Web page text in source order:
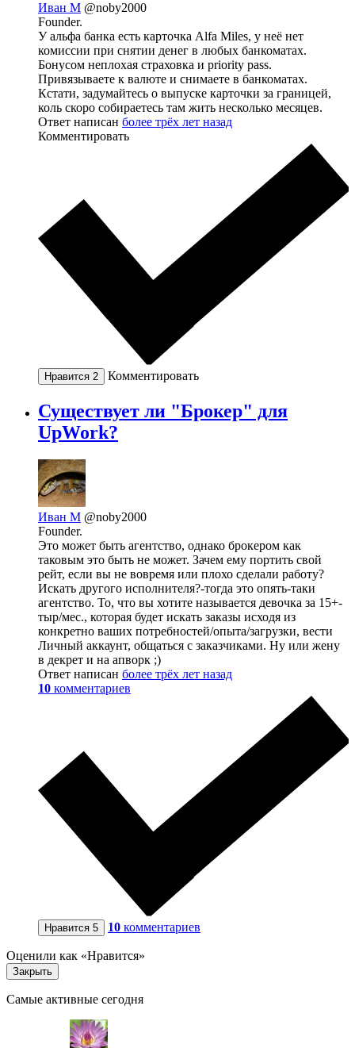
Иван М @noby2000
Founder.
У альфа банка есть карточка Alfa Miles, у неё нет
комиссии при снятии денег в любых банкоматах.
Бонусом неплохая страховка и priority pass.
Привязываете к валюте и снимаете в банкоматах.
Кстати, задумайтесь о выпуске карточки за границей,
коль скоро собираетесь там жить несколько месяцев.
Ответ написан более трёх лет назад
Комментировать
Нравится 2 Комментировать
Существует ли "Брокер" для
UpWork?
Иван М @noby2000
Founder.
Это может быть агентство, однако брокером как
таковым это быть не может. Зачем ему портить свой
рейт, если вы не вовремя или плохо сделали работу?
Искать другого исполнителя?-тогда это опять-таки
агентство. То, что вы хотите называется девочка за 15+-
тыр/мес., которая будет искать заказы исходя из
конкретно ваших потребностей/опыта/загрузки, вести
Личный аккаунт, общаться с заказчиками. Ну или жену
в декрет и на апворк ;)
Ответ написан более трёх лет назад
10 комментариев
Нравится 5 10 комментариев
Оценили как «Нравится»
Закрыть
Самые активные сегодня